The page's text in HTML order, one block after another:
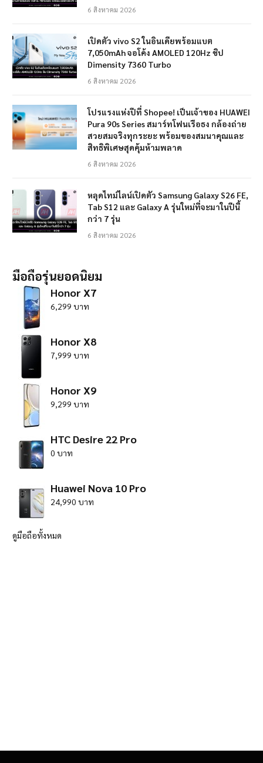
6 สิงหาคม 2026
เปิดตัว vivo S2 ในอินเดียพร้อมแบต
7,050mAh จอโค้ง AMOLED 120Hz ชิป
Dimensity 7360 Turbo
6 สิงหาคม 2026
โปรแรงแห่งปีที่ Shopee! เป็นเจ้าของ HUAWEI
Pura 90s Series สมาร์ทโฟนเรือธง กล้องถ่าย
สวยสมจริงทุกระยะ พร้อมของสมนาคุณและ
สิทธิพิเศษสุดคุ้มห้ามพลาด
6 สิงหาคม 2026
หลุดไทม์ไลน์เปิดตัว Samsung Galaxy S26 FE,
Tab S12 และ Galaxy A รุ่นใหม่ที่จะมาในปีนี้
กว่า 7 รุ่น
6 สิงหาคม 2026
มือถือรุ่นยอดนิยม
Honor X7
6,299 บาท
Honor X8
7,999 บาท
Honor X9
9,299 บาท
HTC Desire 22 Pro
0 บาท
Huawei Nova 10 Pro
24,990 บาท
ดูมือถือทั้งหมด